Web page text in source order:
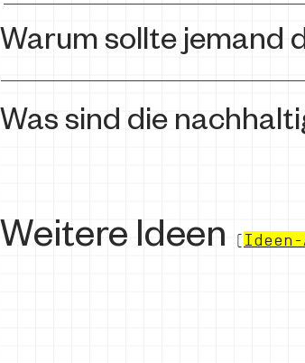
Warum sollte jemand
Was sind die
Weitere Ideen (